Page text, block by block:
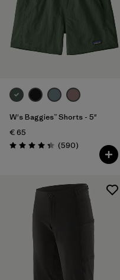
W's Baggies™ Shorts - 5"
€ 65
Puntuación: 4.3 / 5
(590Reseñas
)